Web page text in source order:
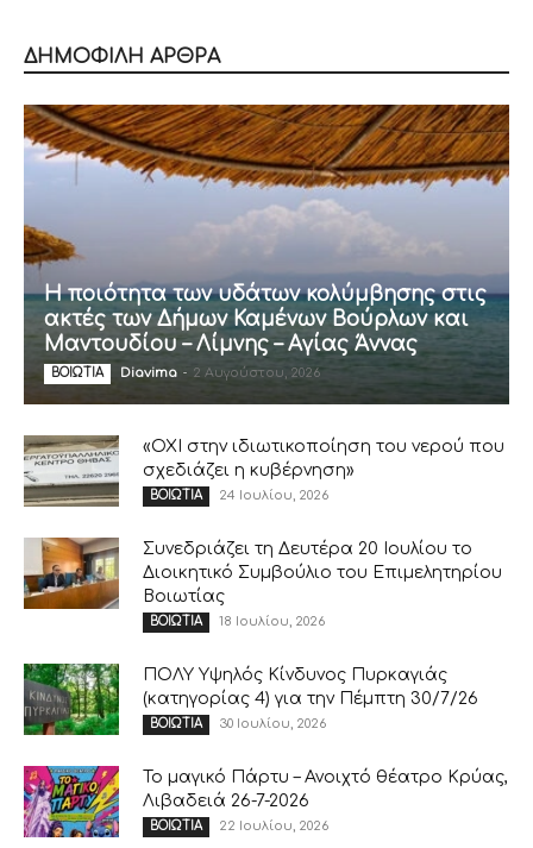
ΔΗΜΟΦΙΛΗ ΑΡΘΡΑ
Η ποιότητα των υδάτων κολύμβησης στις
ακτές των Δήμων Καμένων Βούρλων και
Μαντουδίου – Λίμνης – Αγίας Άννας
ΒΟΙΩΤΙΑ Diavima - 2 Αυγούστου, 2026
«ΟΧΙ στην ιδιωτικοποίηση του νερού που
σχεδιάζει η κυβέρνηση»
ΒΟΙΩΤΙΑ 24 Ιουλίου, 2026
Συνεδριάζει τη Δευτέρα 20 Ιουλίου το
Διοικητικό Συμβούλιο του Επιμελητηρίου
Βοιωτίας
ΒΟΙΩΤΙΑ 18 Ιουλίου, 2026
ΠΟΛΥ Υψηλός Κίνδυνος Πυρκαγιάς
(κατηγορίας 4) για την Πέμπτη 30/7/26
ΒΟΙΩΤΙΑ 30 Ιουλίου, 2026
Το μαγικό Πάρτυ – Ανοιχτό θέατρο Κρύας,
Λιβαδειά 26-7-2026
ΒΟΙΩΤΙΑ 22 Ιουλίου, 2026